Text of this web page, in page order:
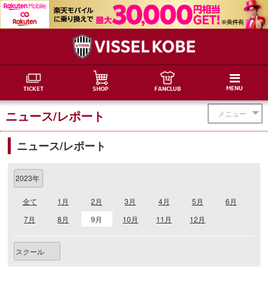
TICKET SHOP FANCLUB MENU
メニュー
ニュース/レポート
ニュース/レポート
全て 1月 2月 3月 4月 5月
6月
7月
8月 9月 10月 11月 12月